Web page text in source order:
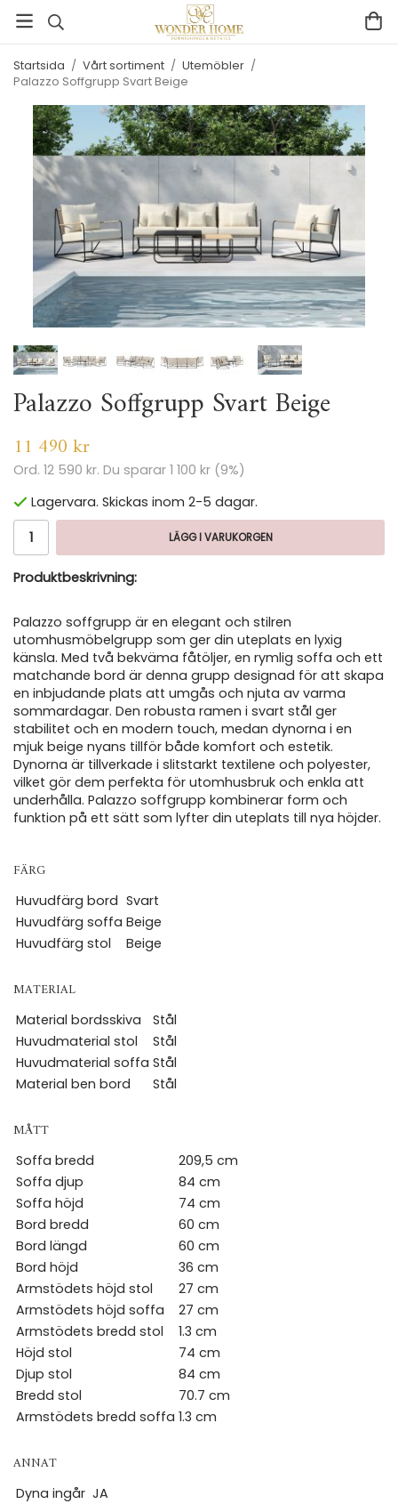
Startsida / Vårt sortiment / Utemöbler /
Palazzo Soffgrupp Svart Beige
Palazzo Soffgrupp Svart Beige
11 490 kr
Ord. 12 590 kr. Du sparar 1 100 kr (9%)
Lagervara. Skickas inom 2-5 dagar.
LÄGG I VARUKORGEN
Produktbeskrivning:
Palazzo soffgrupp är en elegant och stilren
utomhusmöbelgrupp som ger din uteplats en lyxig
känsla. Med två bekväma fåtöljer, en rymlig soffa och ett
matchande bord är denna grupp designad för att skapa
en inbjudande plats att umgås och njuta av varma
sommardagar. Den robusta ramen i svart stål ger
stabilitet och en modern touch, medan dynorna i en
mjuk beige nyans tillför både komfort och estetik.
Dynorna är tillverkade i slitstarkt textilene och polyester,
vilket gör dem perfekta för utomhusbruk och enkla att
underhålla. Palazzo soffgrupp kombinerar form och
funktion på ett sätt som lyfter din uteplats till nya höjder.
FÄRG
Huvudfärg bord Svart
Huvudfärg soffa Beige
Huvudfärg stol
Beige
MATERIAL
Material bordsskiva
Stål
Huvudmaterial stol
Stål
Huvudmaterial soffa Stål
Material ben bord
Stål
MÅTT
Soffa bredd
209,5 cm
Soffa djup
84 cm
Soffa höjd
74 cm
Bord bredd
60 cm
Bord längd
60 cm
Bord höjd
36 cm
Armstödets höjd stol
27 cm
Armstödets höjd soffa
27 cm
Armstödets bredd stol
1.3 cm
Höjd stol
74 cm
Djup stol
84 cm
Bredd stol
70.7 cm
Armstödets bredd soffa 1.3 cm
ANNAT
Dyna ingår JA